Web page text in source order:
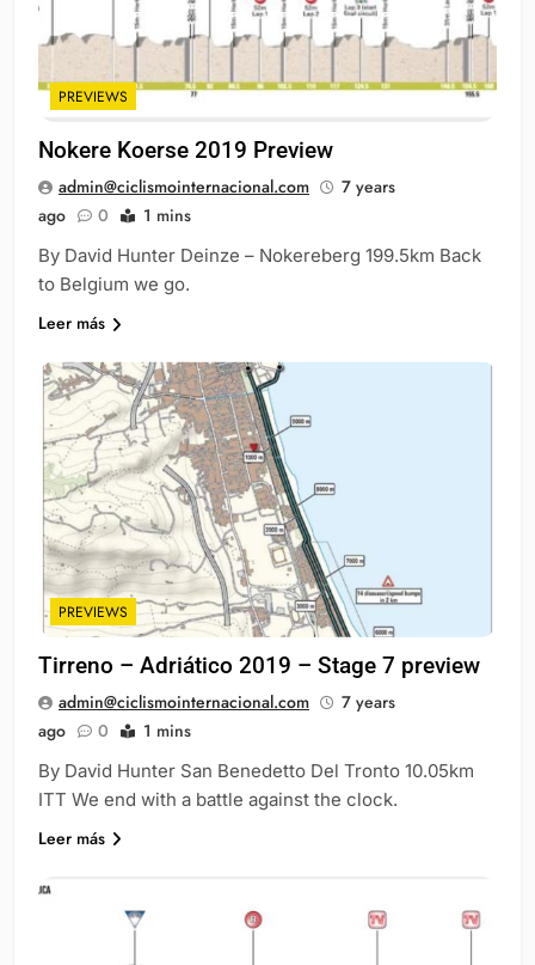
PREVIEWS
Nokere Koerse 2019 Preview
admin@ciclismointernacional.com
7 years
ago
0 1 mins
By David Hunter Deinze – Nokereberg 199.5km Back
to Belgium we go.
Leer más
PREVIEWS
Tirreno – Adriático 2019 – Stage 7 preview
admin@ciclismointernacional.com
7 years
ago
0 1 mins
By David Hunter San Benedetto Del Tronto 10.05km
ITT We end with a battle against the clock.
Leer más